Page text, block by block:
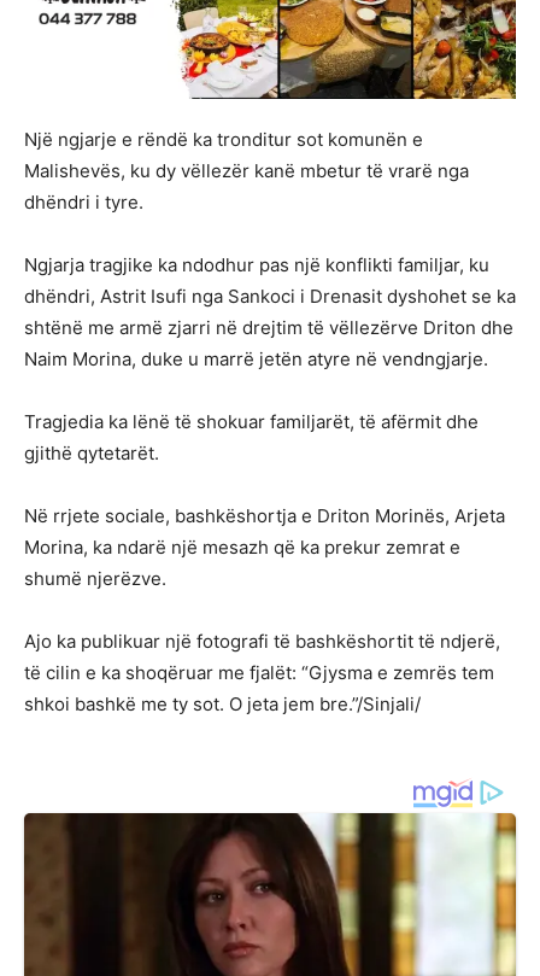
Një ngjarje e rëndë ka tronditur sot komunën e
Malishevës, ku dy vëllezër kanë mbetur të vrarë nga
dhëndri i tyre.
Ngjarja tragjike ka ndodhur pas një konflikti familjar, ku
dhëndri, Astrit Isufi nga Sankoci i Drenasit dyshohet se ka
shtënë me armë zjarri në drejtim të vëllezërve Driton dhe
Naim Morina, duke u marrë jetën atyre në vendngjarje.
Tragjedia ka lënë të shokuar familjarët, të afërmit dhe
gjithë qytetarët.
Në rrjete sociale, bashkëshortja e Driton Morinës, Arjeta
Morina, ka ndarë një mesazh që ka prekur zemrat e
shumë njerëzve.
Ajo ka publikuar një fotografi të bashkëshortit të ndjerë,
të cilin e ka shoqëruar me fjalët: “Gjysma e zemrës tem
shkoi bashkë me ty sot. O jeta jem bre.”/Sinjali/